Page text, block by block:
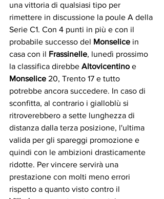
una vittoria di qualsiasi tipo per
rimettere in discussione la poule A della
Serie C1. Con 4 punti in più e con il
probabile successo del Monselice in
casa con il Frassinelle, lunedì prossimo
la classifica direbbe Altovicentino e
Monselice 20, Trento 17 e tutto
potrebbe ancora succedere. In caso di
sconfitta, al contrario i gialloblù si
ritroverebbero a sette lunghezza di
distanza dalla terza posizione, l'ultima
valida per gli spareggi promozione e
quindi con le ambizioni drasticamente
ridotte. Per vincere servirà una
prestazione con molti meno errori
rispetto a quanto visto contro il